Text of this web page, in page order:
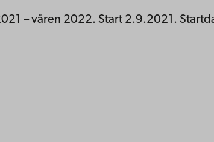
– våren 2022. Start 2.9.2021.